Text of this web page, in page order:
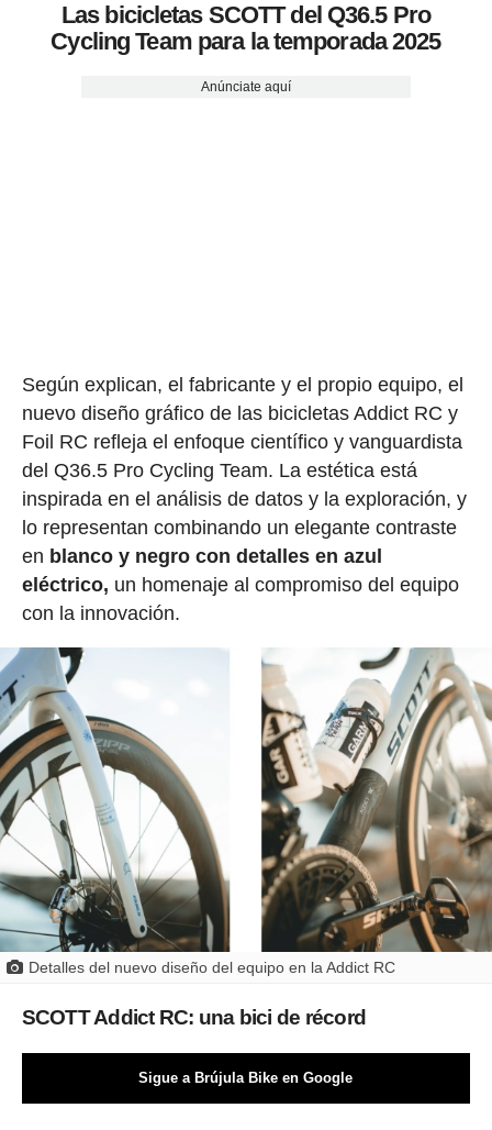
Las bicicletas SCOTT del Q36.5 Pro
Cycling Team para la temporada 2025
Anúnciate aquí
Según explican, el fabricante y el propio equipo, el
nuevo diseño gráfico de las bicicletas Addict RC y
Foil RC refleja el enfoque científico y vanguardista
del Q36.5 Pro Cycling Team. La estética está
inspirada en el análisis de datos y la exploración, y
lo representan combinando un elegante contraste
en blanco y negro con detalles en azul
eléctrico, un homenaje al compromiso del equipo
con la innovación.
Detalles del nuevo diseño del equipo en la Addict RC
SCOTT Addict RC: una bici de récord
Sigue a Brújula Bike en Google